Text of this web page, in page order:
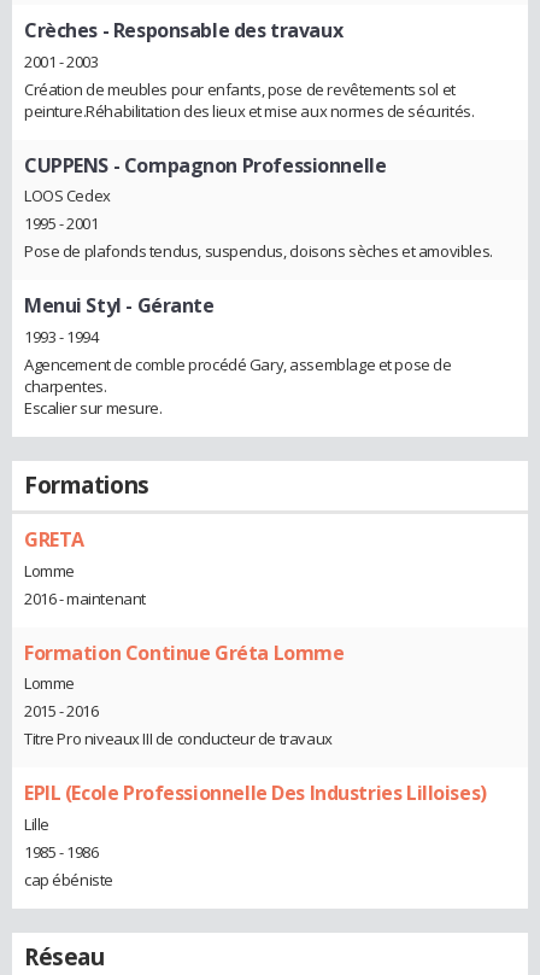
Crèches - Responsable des travaux
2001 - 2003
Création de meubles pour enfants, pose de revêtements sol et
peinture.Réhabilitation des lieux et mise aux normes de sécurités.
CUPPENS - Compagnon Professionnelle
LOOS Cedex
1995 - 2001
Pose de plafonds tendus, suspendus, cloisons sèches et amovibles.
Menui Styl - Gérante
1993 - 1994
Agencement de comble procédé Gary, assemblage et pose de
charpentes.
Escalier sur mesure.
Formations
GRETA
Lomme
2016 - maintenant
Formation Continue Gréta Lomme
Lomme
2015 - 2016
Titre Pro niveaux III de conducteur de travaux
EPIL (Ecole Professionnelle Des Industries Lilloises)
Lille
1985 - 1986
cap ébéniste
Réseau